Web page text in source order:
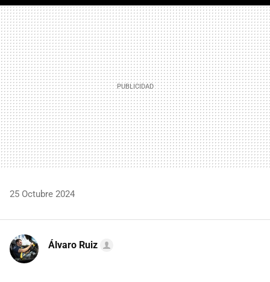
MAIL
25 Octubre 2024
Álvaro Ruiz